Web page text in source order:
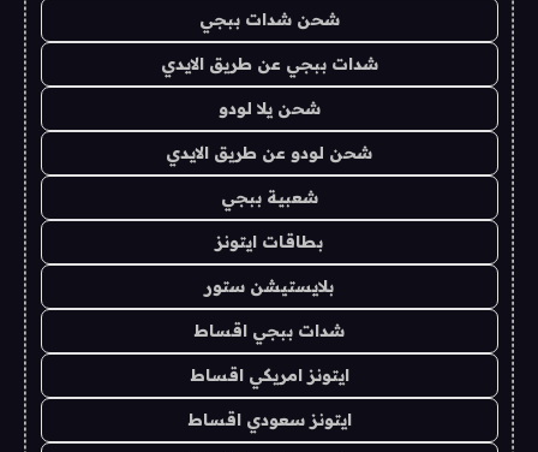
شحن شدات ببجي
شدات ببجي عن طريق الايدي
شحن يلا لودو
شحن لودو عن طريق الايدي
شعبية ببجي
بطاقات ايتونز
بلايستيشن ستور
شدات ببجي اقساط
ايتونز امريكي اقساط
ايتونز سعودي اقساط